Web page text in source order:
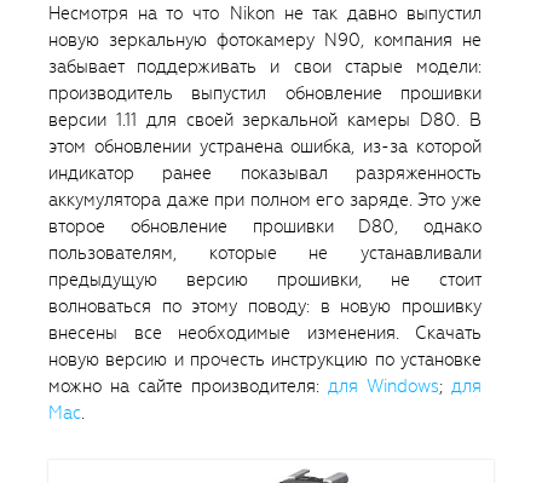
Несмотря на то что Nikon не так давно выпустил
новую зеркальную фотокамеру N90, компания не
забывает поддерживать и свои старые модели:
производитель выпустил обновление прошивки
версии 1.11 для своей зеркальной камеры D80. В
этом обновлении устранена ошибка, из-за которой
индикатор ранее показывал разряженность
аккумулятора даже при полном его заряде. Это уже
второе обновление прошивки D80, однако
пользователям, которые не устанавливали
предыдущую версию прошивки, не стоит
волноваться по этому поводу: в новую прошивку
внесены все необходимые изменения. Скачать
новую версию и прочесть инструкцию по установке
можно на сайте производителя: для Windows; для
Mac.